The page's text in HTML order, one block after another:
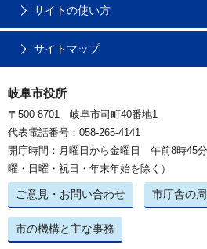
サイトの使い方
サイトマップ
岐阜市役所
〒500-8701 岐阜市司町40番地1
代表電話番号：058-265-4141
開庁時間：月曜日から金曜日 午前8時45
曜・日曜・祝日・年末年始を除く）
ご意見・お問い合わせ 市庁舎の
市の機構と主な事務